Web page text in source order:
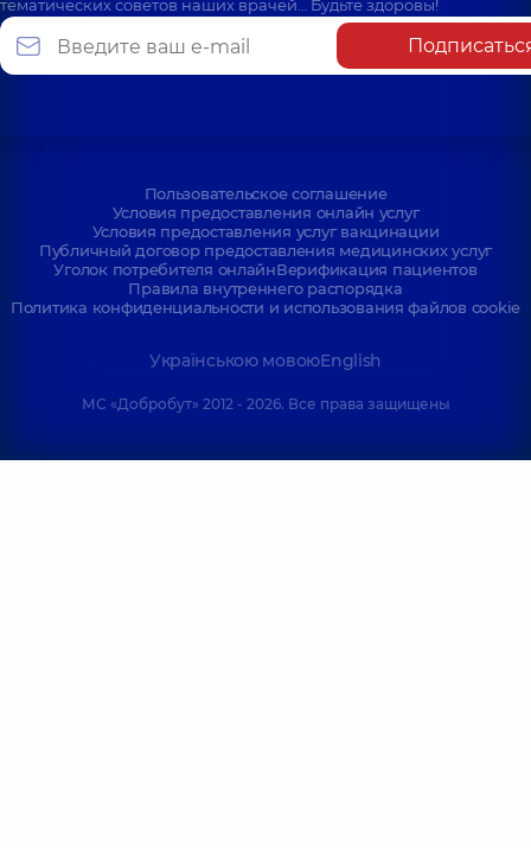
тематических советов наших врачей… Будьте здоровы!
Пользовательское соглашение
Условия предоставления онлайн услуг
Условия предоставления услуг вакцинации
Публичный договор предоставления медицинских услуг
Уголок потребителя онлайнВерификация пациентов
Правила внутреннего распорядка
Политика конфиденциальности и использования файлов cookie
Українською мовоюEnglish
МС «Добробут» 2012 - 2026. Все права защищены